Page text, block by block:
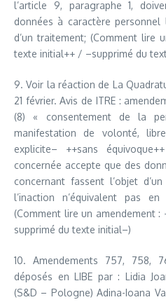
l’article 9, paragraphe 1,
données à caractère
d’un traitement; (Comment lire
texte initial++ / –supprimé du
9. Voir la réaction de La
21 février. Avis de ITRE :
(8) « consentement de la
manifestation de volonté,
explicite– ++sans
concernée accepte que des
concernant fassent l’objet
l’inaction n’équivalent pas
(Comment lire un amendement
supprimé du texte initial–)
10. Amendements 757, 758,
déposés en LIBE par : Lidia
(S&D – Pologne) Adina-Ioana